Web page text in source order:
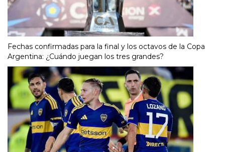
Fechas confirmadas para la final y los octavos de la Copa
Argentina: ¿Cuándo juegan los tres grandes?